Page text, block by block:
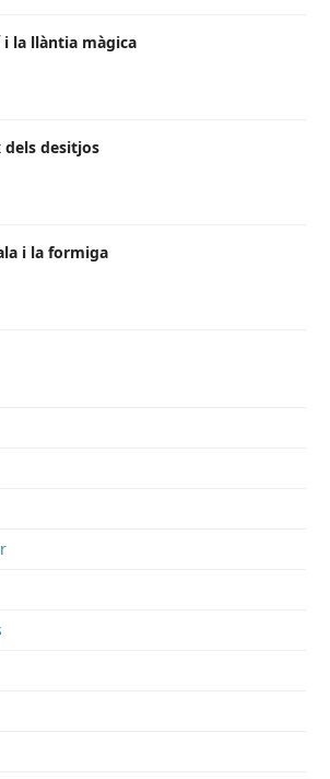
i la llàntia màgica
dels desitjos
i la formiga